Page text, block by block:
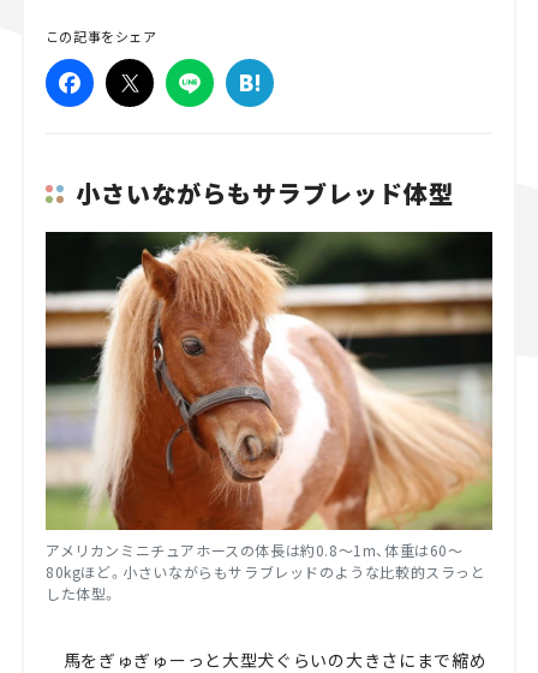
この記事をシェア
小さいながらもサラブレッド体型
アメリカンミニチュアホースの体長は約0.8～1m、体重は60～
80kgほど。小さいながらもサラブレッドのような比較的スラっと
した体型。
馬をぎゅぎゅーっと大型犬ぐらいの大きさにまで縮め